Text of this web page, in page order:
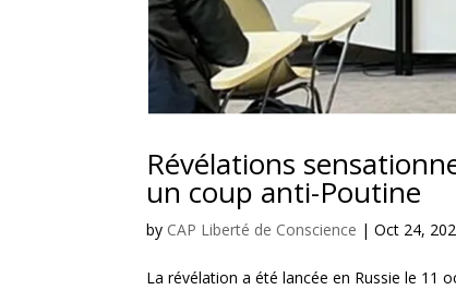
Révélations
un coup anti-Poutine
by CAP Liberté de Conscience |Oct 24,
La révélation a été lancée en Russie le 11